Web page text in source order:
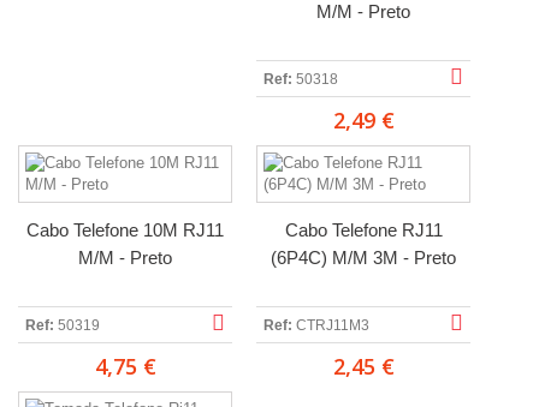
M/M - Preto
Ref: 50318
2,49 €
Cabo Telefone 10M RJ11
M/M - Preto
Ref: 50319
4,75 €
Cabo Telefone RJ11
(6P4C) M/M 3M - Preto
Ref: CTRJ11M3
2,45 €